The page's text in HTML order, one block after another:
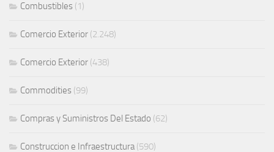
Combustibles (1)
Comercio Exterior (2.248)
Comercio Exterior (438)
Commodities (99)
Compras y Suministros Del Estado (62)
Construccion e Infraestructura(590)